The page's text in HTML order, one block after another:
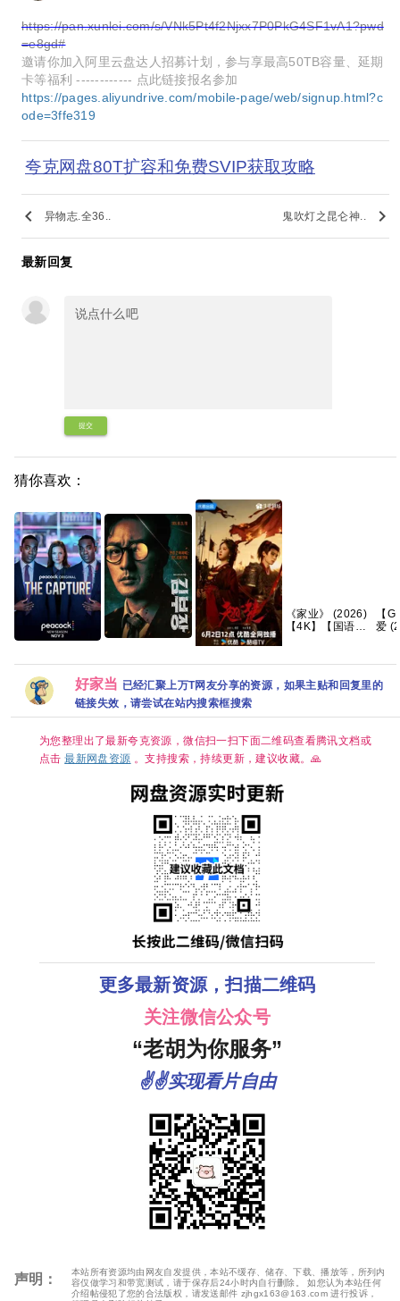
https://pan.xunlei.com/s/VNk5Pt4f2Njxx7P0PkG4SF1vA1?pwd
=e8gd#
邀请你加入阿里云盘达人招募计划，参与享最高50TB容量、延期
卡等福利 ------------ 点此链接报名参加
https://pages.aliyundrive.com/mobile-page/web/signup.html?c
ode=3ffe319
夸克网盘80T扩容和免费SVIP获取攻略
keyboard_arrow_left 异物志.全36.. 鬼吹灯之昆仑神.. keyboard_arrow_right
最新回复
提交
猜你喜欢：
1-3季 英剧 [剧情/
惊悚] [荷丽黛·格
兰杰 / 帕帕·厄希
归 〔金部长〕
(2026) 英韩双语
音轨内封官方简
繁英韩多国字
幕.1080p.NF.WEB-
3GB】
翘楚【新剧热播
🔥手慢无】 【共
24集/4K超清60
帧+高码臻彩
HDR】 【陈都
装/权谋】夸克
《家业‎》 (2026)
【4K】【国语中
【
爱
语
好家当 已经汇聚上万T网友分享的资源，如果主贴和回复里的
链接失效，请尝试在站内搜索框搜索
为您整理出了最新夸克资源，微信扫一扫下面二维码查看腾讯文档或
点击最新网盘资源 。支持搜索，持续更新，建议收藏。🙏
更多最新资源，扫描二维码
关注微信公众号
“老胡为你服务”
✌✌实现看片自由
声明：
本站所有资源均由网友自发提供，本站不缓存、储存、下载、播放等，所列内
容仅做学习和带宽测试，请于保存后24小时内自行删除。 如您认为本站任何
介绍帖侵犯了您的合法版权，请发送邮件 zjhgx163@163.com 进行投诉，